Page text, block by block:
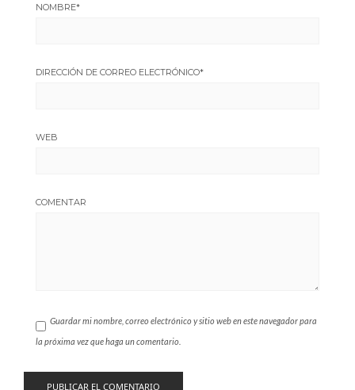
NOMBRE*
DIRECCIÓN DE CORREO ELECTRÓNICO*
WEB
COMENTAR
Guardar mi nombre, correo electrónico y sitio web en este navegador para
la próxima vez que haga un comentario.